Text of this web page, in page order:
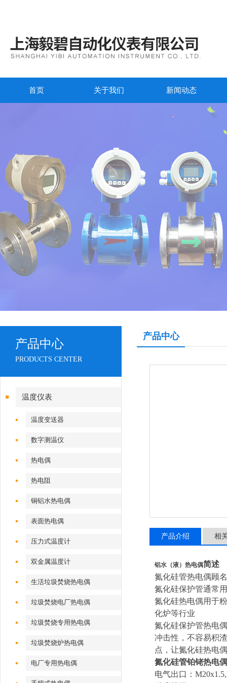
首页 关于我们 新闻动态
产品中心
PRODUCTS CENTER
温度仪表
温度变送器
数字测温仪
热电偶
热电阻
铜铝水热电偶
表面热电偶
压力式温度计
双金属温度计
生活垃圾焚烧热电偶
垃圾焚烧电厂热电偶
垃圾焚烧专用热电偶
垃圾焚烧炉热电偶
电厂专用热电偶
产品中心
产品介绍 相
铝水（液）热电偶简述
氮化硅管热电偶顾
氮化硅保护管通常
氮化硅热电偶用于
化炉等行业
氮化硅保护管热电
冲击性，不容易积
点，让氮化硅热电
氮化硅管铂铑热电
电气出口：